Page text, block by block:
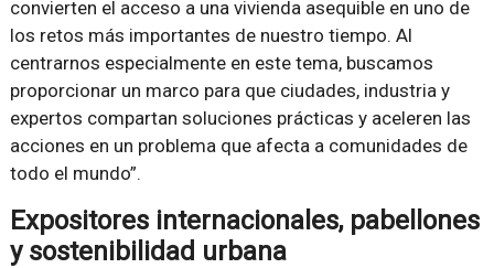
convierten el acceso a una vivienda asequible en uno de
los retos más importantes de nuestro tiempo. Al
centrarnos especialmente en este tema, buscamos
proporcionar un marco para que ciudades, industria y
expertos compartan soluciones prácticas y aceleren las
acciones en un problema que afecta a comunidades de
todo el mundo”.
Expositores internacionales, pabellones
y sostenibilidad urbana